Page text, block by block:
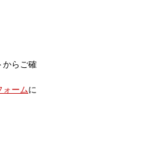
からご確
ォームに